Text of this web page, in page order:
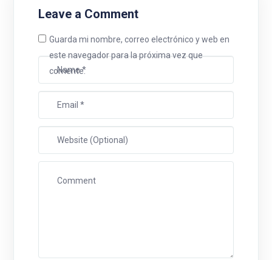
Leave a Comment
Guarda mi nombre, correo electrónico y web en
este navegador para la próxima vez que
comente.